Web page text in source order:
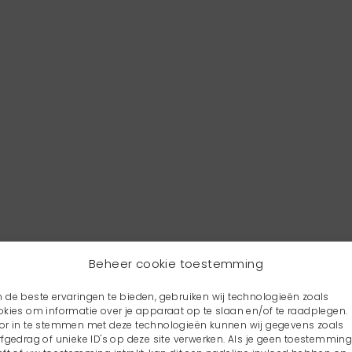
Beheer cookie toestemming
de beste ervaringen te bieden, gebruiken wij technologieën zoals
om informatie over je apparaat op te slaan en/of te raadplegen.
in te stemmen met deze technologieën kunnen wij gegevens zoals
of unieke ID's op deze site verwerken. Als je geen toestemming